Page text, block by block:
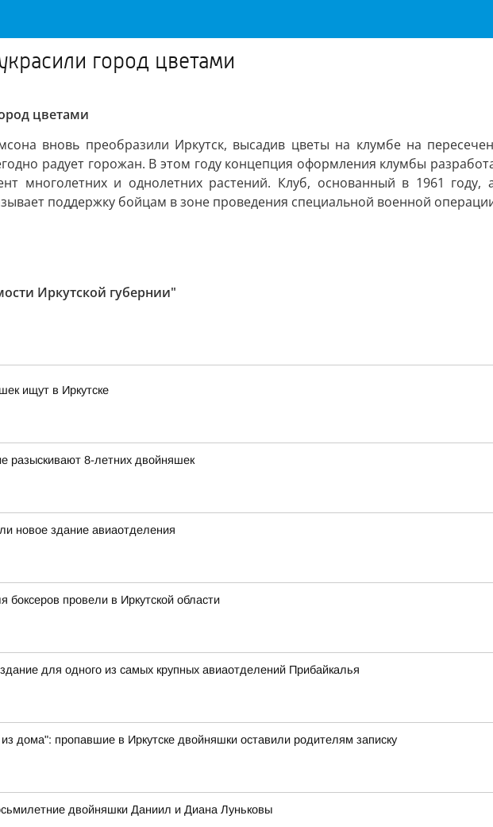
город цветами
цветами
вновь преобразили Иркутск, высадив цветы на клумбе на
радует горожан. В этом году концепция оформления клумбы
многолетних и однолетних растений. Клуб, основанный в 1961 году,
поддержку бойцам в зоне проведения специальной военной
Иркутской губернии"
ищут в Иркутске
разыскивают 8-летних двойняшек
новое здание авиаотделения
провели в Иркутской области
для одного из самых крупных авиаотделений Прибайкалья
дома": пропавшие в Иркутске двойняшки оставили родителям записку
двойняшки Даниил и Диана Луньковы